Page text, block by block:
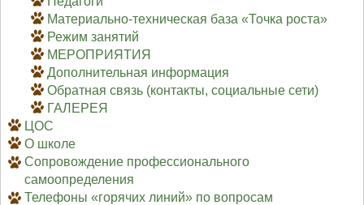
Материально-техническая база «Точка роста»
Режим занятий
МЕРОПРИЯТИЯ
Дополнительная информация
Обратная связь (контакты, социальные сети)
ГАЛЕРЕЯ
ЦОС
О школе
Сопровождение профессионального
самоопределения
Телефоны «горячих линий» по вопросам